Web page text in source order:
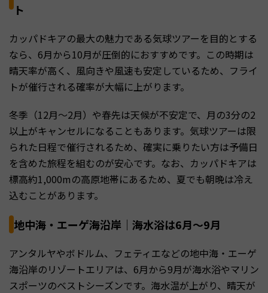
ト
カッパドキアの最大の魅力である気球ツアーを目的とする
なら、6月から10月が圧倒的におすすめです。この時期は
晴天率が高く、風向きや風速も安定しているため、フライ
トが催行される確率が大幅に上がります。
冬季（12月〜2月）や春先は天候が不安定で、月の3分の2
以上がキャンセルになることもあります。気球ツアーは限
られた日程で催行されるため、確実に乗りたい方は予備日
を含めた旅程を組むのが安心です。なお、カッパドキアは
標高約1,000mの高原地帯にあるため、夏でも朝晩は冷え
込むことがあります。
地中海・エーゲ海沿岸｜海水浴は6月〜9月
アンタルヤやボドルム、フェティエなどの地中海・エーゲ
海沿岸のリゾートエリアは、6月から9月が海水浴やマリン
スポーツのベストシーズンです。海水温が上がり、晴天が